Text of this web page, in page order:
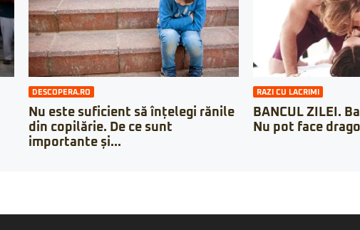
DESCOPERA.RO
Nu este suficient să înțelegi rănile
din copilărie. De ce sunt
importante și...
RAZI CU LACRIMI
BANCUL ZILEI.
Nu pot face